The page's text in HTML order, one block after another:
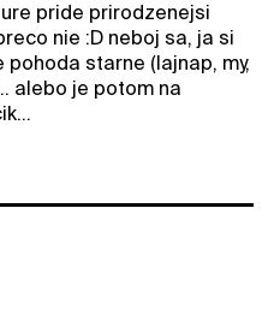
pride prirodzenejsi
nie :D neboj sa, ja si
starne (lajnap, my,
alebo je potom na